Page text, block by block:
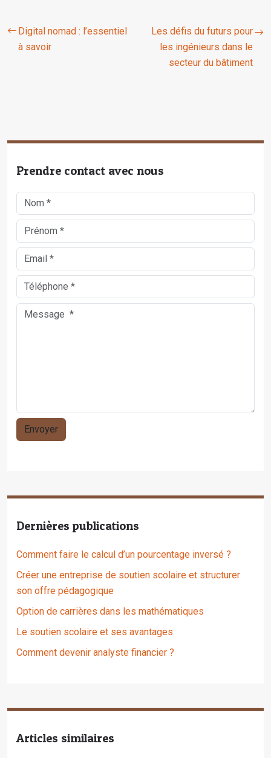
Digital nomad : l’essentiel
à savoir
Les défis du futurs pour
les ingénieurs dans le
secteur du bâtiment
Prendre contact avec nous
Dernières publications
Comment faire le calcul d’un pourcentage inversé ?
Créer une entreprise de soutien scolaire et structurer
son offre pédagogique
Option de carrières dans les mathématiques
Le soutien scolaire et ses avantages
Comment devenir analyste financier ?
Articles similaires